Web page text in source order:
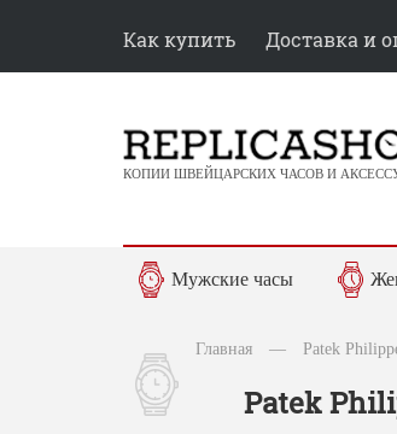
Как купить Доставка и
КОПИИ ШВЕЙЦАРСКИХ ЧАСОВ И
Мужские часы
Главная — Patek
Patek